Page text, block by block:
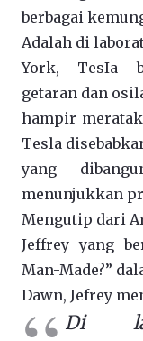
berbagai
Adalah di
York, TesIa
getaran dan
hampir
Tesla
yang
menunjukkan
Mengutip dari
Jeffrey yang
Man-Made?”
Dawn, Jefrey
Di